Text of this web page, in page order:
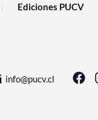
Ediciones PUCV
info@pucv.cl